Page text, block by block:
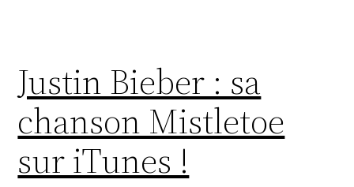
Justin Bieber : sa
chanson Mistletoe
sur iTunes !